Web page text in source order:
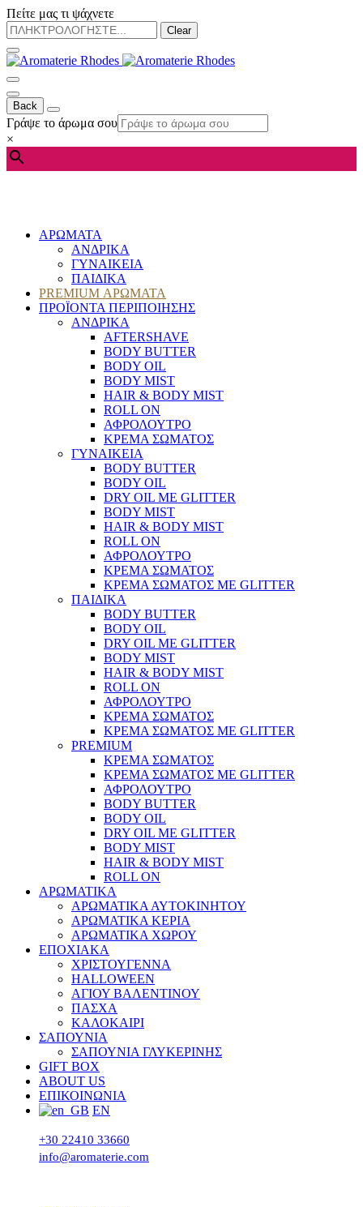
Πείτε μας τι ψάχνετε
Clear
Back
Γράψε το άρωμα σου
×
ΑΡΩΜΑΤΑ
ΑΝΔΡΙΚΑ
ΓΥΝΑΙΚΕΙΑ
ΠΑΙΔΙΚΑ
PREMIUM ΑΡΩΜΑΤΑ
ΠΡΟΪΟΝΤΑ ΠΕΡΙΠΟΙΗΣΗΣ
ΑΝΔΡΙΚΑ
AFTERSHAVE
BODY BUTTER
BODY OIL
BODY MIST
HAIR & BODY MIST
ROLL ON
ΑΦΡΟΛΟΥΤΡΟ
ΚΡΕΜΑ ΣΩΜΑΤΟΣ
ΓΥΝΑΙΚΕΙΑ
BODY BUTTER
BODY OIL
DRY OIL ΜΕ GLITTER
BODY MIST
HAIR & BODY MIST
ROLL ON
ΑΦΡΟΛΟΥΤΡΟ
ΚΡΕΜΑ ΣΩΜΑΤΟΣ
ΚΡΕΜΑ ΣΩΜΑΤΟΣ ΜΕ GLITTER
ΠΑΙΔΙΚΑ
BODY BUTTER
BODY OIL
DRY OIL ΜΕ GLITTER
BODY MIST
HAIR & BODY MIST
ROLL ON
ΑΦΡΟΛΟΥΤΡΟ
ΚΡΕΜΑ ΣΩΜΑΤΟΣ
ΚΡΕΜΑ ΣΩΜΑΤΟΣ ΜΕ GLITTER
PREMIUM
ΚΡΕΜΑ ΣΩΜΑΤΟΣ
ΚΡΕΜΑ ΣΩΜΑΤΟΣ ΜΕ GLITTER
ΑΦΡΟΛΟΥΤΡΟ
BODY BUTTER
BODY OIL
DRY OIL ΜΕ GLITTER
BODY MIST
HAIR & BODY MIST
ROLL ON
ΑΡΩΜΑΤΙΚΑ
ΑΡΩΜΑΤΙΚΑ ΑΥΤΟΚΙΝΗΤΟΥ
ΑΡΩΜΑΤΙΚΑ ΚΕΡΙΑ
ΑΡΩΜΑΤΙΚΑ ΧΩΡΟΥ
ΕΠΟΧΙΑΚΑ
ΧΡΙΣΤΟΥΓΕΝΝΑ
HALLOWEEN
ΑΓΙΟΥ ΒΑΛΕΝΤΙΝΟΥ
ΠΑΣΧΑ
ΚΑΛΟΚΑΙΡΙ
ΣΑΠΟΥΝΙΑ
ΣΑΠΟΥΝΙΑ ΓΛΥΚΕΡΙΝΗΣ
GIFT BOX
ABOUT US
ΕΠΙΚΟΙΝΩΝΙΑ
EN
+30 22410 33660
info@aromaterie.com